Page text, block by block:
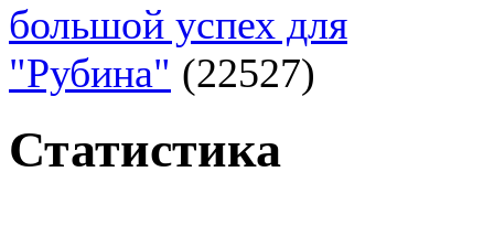
большой успех для
"Рубина" (22527)
Статистика